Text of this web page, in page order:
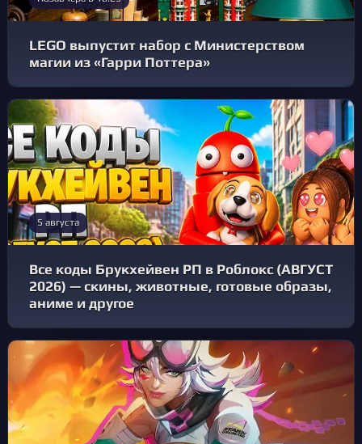
LEGO выпустит набор с Министерством
магии из «Гарри Поттера»
5 августа
Все коды Брукхейвен РП в Роблокс (АВГУСТ
2026) — скины, животные, готовые образы,
аниме и другое